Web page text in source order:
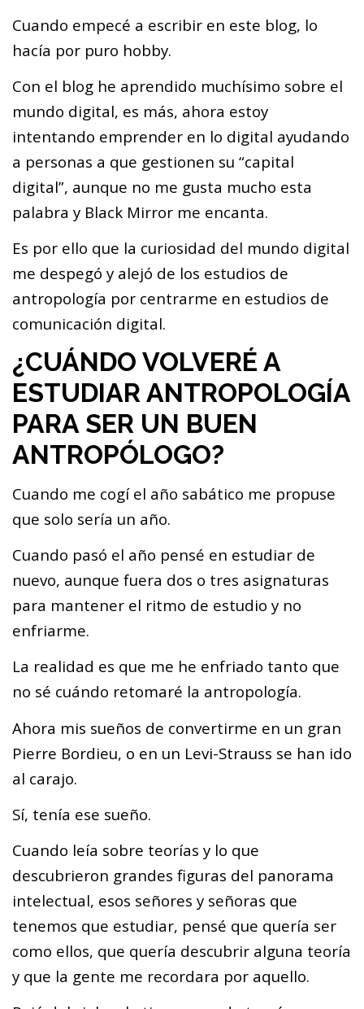
Cuando empecé a escribir en este blog, lo
hacía por puro hobby.
Con el blog he aprendido muchísimo sobre el
mundo digital, es más, ahora estoy
intentando emprender en lo digital ayudando
a personas a que gestionen su “capital
digital”, aunque no me gusta mucho esta
palabra y Black Mirror me encanta.
Es por ello que la curiosidad del mundo digital
me despegó y alejó de los estudios de
antropología por centrarme en estudios de
comunicación digital.
¿CUÁNDO VOLVERÉ A
ESTUDIAR ANTROPOLOGÍA
PARA SER UN BUEN
ANTROPÓLOGO?
Cuando me cogí el año sabático me propuse
que solo sería un año.
Cuando pasó el año pensé en estudiar de
nuevo, aunque fuera dos o tres asignaturas
para mantener el ritmo de estudio y no
enfriarme.
La realidad es que me he enfriado tanto que
no sé cuándo retomaré la antropología.
Ahora mis sueños de convertirme en un gran
Pierre Bordieu, o en un Levi-Strauss se han ido
al carajo.
Sí, tenía ese sueño.
Cuando leía sobre teorías y lo que
descubrieron grandes figuras del panorama
intelectual, esos señores y señoras que
tenemos que estudiar, pensé que quería ser
como ellos, que quería descubrir alguna teoría
y que la gente me recordara por aquello.